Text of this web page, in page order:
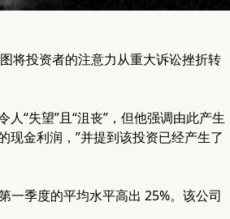
将投资者的注意力从重大诉讼挫折转
“失望”且“沮丧”，但他强调由此产生
金利润，”并提到该投资已经产生了
一季度的平均水平高出 25%。该公司